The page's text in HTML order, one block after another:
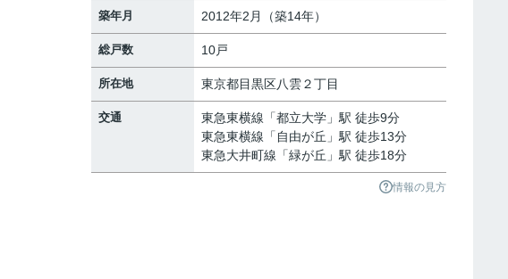
築年月 2012年2月（築14年）
総戸数 10戸
所在地 東京都目黒区八雲２丁目
交通 東急東横線 「都立大学 」駅 徒歩9分
東急東横線 「 自由が丘 」駅 徒歩13分
東急大井町線 「緑が丘 」駅 徒歩18分
情報の見方